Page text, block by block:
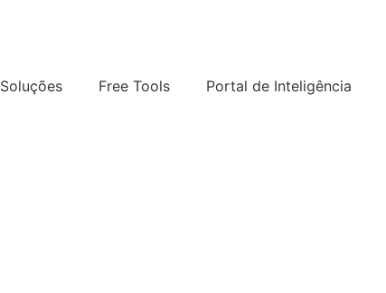
Soluções Free Tools Portal de Inteligência